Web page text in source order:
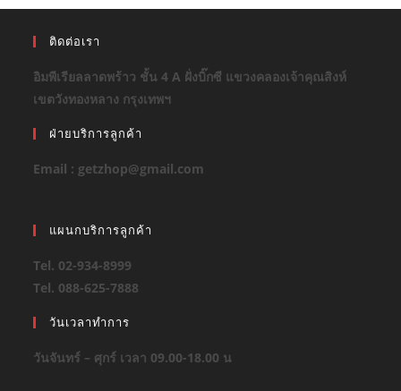
ติดต่อเรา
อิมพีเรียลลาดพร้าว ชั้น 4 A ฝั่งบิ๊กซี แขวงคลองเจ้าคุณสิงห์
เขตวังทองหลาง กรุงเทพฯ
ฝ่ายบริการลูกค้า
Email : getzhop@gmail.com
แผนกบริการลูกค้า
Tel. 02-934-8999
Tel. 088-625-7888
วันเวลาทำการ
วันจันทร์ – ศุกร์ เวลา 09.00-18.00 น